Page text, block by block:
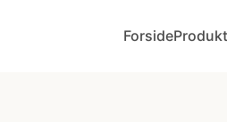
Forside